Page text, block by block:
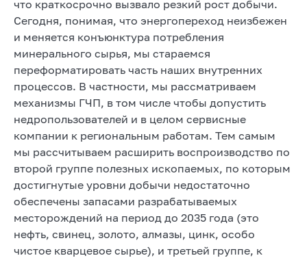
что краткосрочно вызвало резкий рост добычи.
Сегодня, понимая, что энергопереход неизбежен
и меняется конъюнктура потребления
минерального сырья, мы стараемся
переформатировать часть наших внутренних
процессов. В частности, мы рассматриваем
механизмы ГЧП, в том числе чтобы допустить
недропользователей и в целом сервисные
компании к региональным работам. Тем самым
мы рассчитываем расширить воспроизводство по
второй группе полезных ископаемых, по которым
достигнутые уровни добычи недостаточно
обеспечены запасами разрабатываемых
месторождений на период до 2035 года (это
нефть, свинец, золото, алмазы, цинк, особо
чистое кварцевое сырье), и третьей группе, к